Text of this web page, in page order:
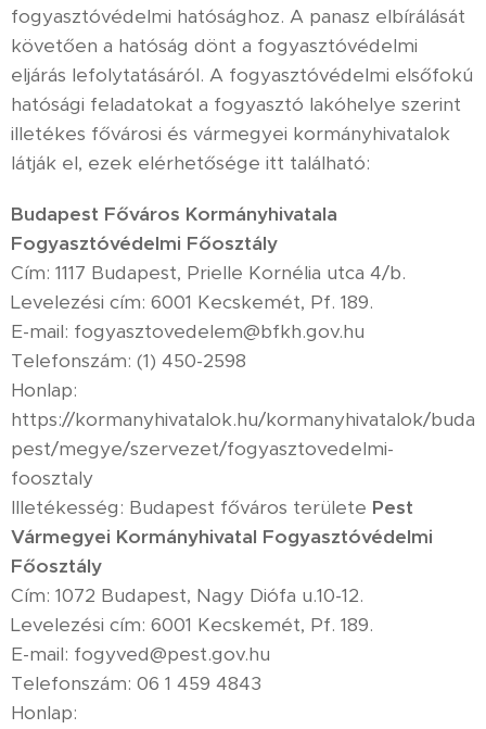
fogyasztóvédelmi hatósághoz. A panasz elbírálását
követően a hatóság dönt a fogyasztóvédelmi
eljárás lefolytatásáról. A fogyasztóvédelmi elsőfokú
hatósági feladatokat a fogyasztó lakóhelye szerint
illetékes fővárosi és vármegyei kormányhivatalok
látják el, ezek elérhetősége itt található:
Budapest Főváros Kormányhivatala
Fogyasztóvédelmi Főosztály
Cím: 1117 Budapest, Prielle Kornélia utca 4/b.
Levelezési cím: 6001 Kecskemét, Pf. 189.
E-mail: fogyasztovedelem@bfkh.gov.hu
Telefonszám: (1) 450-2598
Honlap:
https://kormanyhivatalok.hu/kormanyhivatalok/buda
pest/megye/szervezet/fogyasztovedelmi-
foosztaly
Illetékesség: Budapest főváros területe Pest
Vármegyei Kormányhivatal Fogyasztóvédelmi
Főosztály
Cím: 1072 Budapest, Nagy Diófa u.10-12.
Levelezési cím: 6001 Kecskemét, Pf. 189.
E-mail: fogyved@pest.gov.hu
Telefonszám: 06 1 459 4843
Honlap: